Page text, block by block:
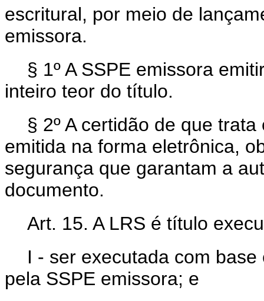
escritural, por meio de
emissora.
§ 1º A SSPE emissora
inteiro teor do título.
§ 2º A certidão de que
emitida na forma eletrônica,
segurança que garantam a
documento.
Art. 15. A LRS é título
I - ser executada com
pela SSPE emissora; e